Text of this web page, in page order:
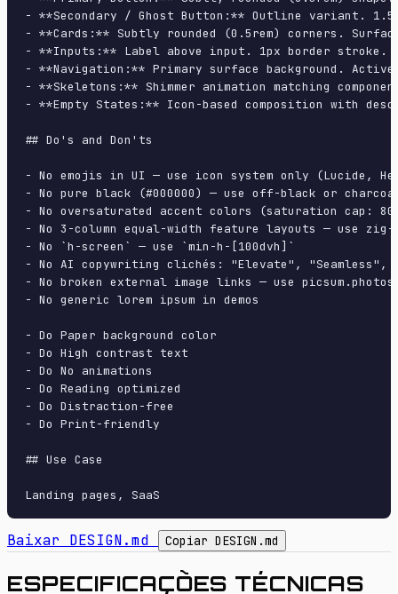
- **Secondary / Ghost Button:** Outline variant.
- **Cards:** Subtly rounded (0.5rem) corners.
- **Inputs:** Label above input. 1px border
- **Navigation:** Primary surface background.
- **Skeletons:** Shimmer animation matching
- **Empty States:** Icon-based composition with
## Do's and Don'ts
- No emojis in UI — use icon system only (Lucide,
- No pure black (#000000) — use off-black or
- No oversaturated accent colors (saturation cap:
- No 3-column equal-width feature layouts — use zig-
- No `h-screen` — use `min-h-[100dvh]`
- No AI copywriting clichés: "Elevate", "Seamless",
- No broken external image links — use
- No generic lorem ipsum in demos
- Do Paper background color
- Do High contrast text
- Do No animations
- Do Reading optimized
- Do Distraction-free
- Do Print-friendly
## Use Case
Baixar DESIGN.md Copiar DESIGN.md
ESPECIFICAÇÕES TÉCNICAS